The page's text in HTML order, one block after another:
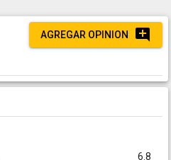
AGREGAR OPINION
6.8